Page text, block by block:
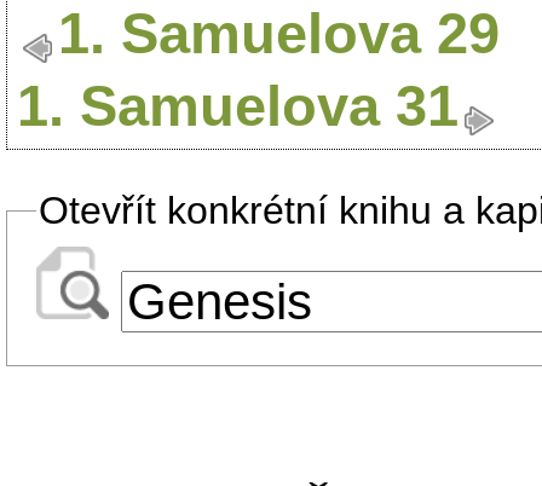
1. Samuelova 29
1. Samuelova 31
Otevřít konkrétní knihu a